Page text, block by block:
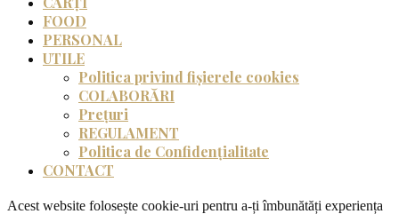
FOOD
PERSONAL
UTILE
Politica privind fișierele cookies
COLABORĂRI
Prețuri
REGULAMENT
Politica de Confidențialitate
CONTACT
Acest website folosește cookie-uri pentru a-ți îmbunătăți experiența